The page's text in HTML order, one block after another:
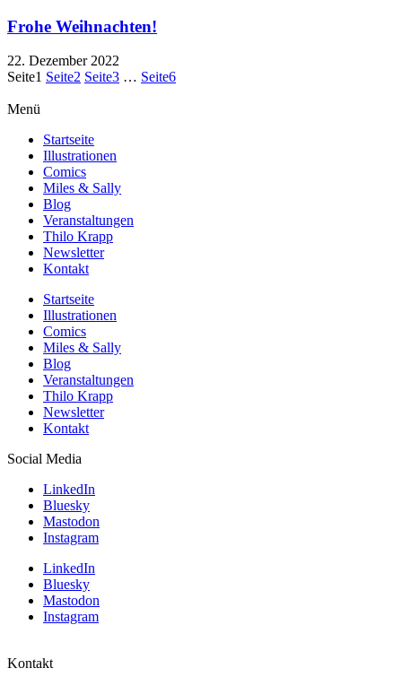
Frohe Weihnachten!
22. Dezember 2022
Seite1 Seite2 Seite3 … Seite6
Menü
Startseite
Illustrationen
Comics
Miles & Sally
Blog
Veranstaltungen
Thilo Krapp
Newsletter
Kontakt
Startseite
Illustrationen
Comics
Miles & Sally
Blog
Veranstaltungen
Thilo Krapp
Newsletter
Kontakt
Social Media
LinkedIn
Bluesky
Mastodon
Instagram
LinkedIn
Bluesky
Mastodon
Instagram
Kontakt